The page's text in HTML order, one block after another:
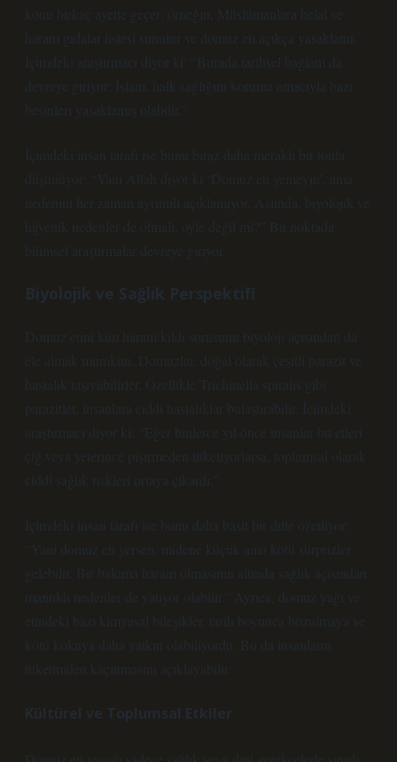
konu birkaç ayette geçer; örneğin, Müslümanlara helal ve
haram gıdalar listesi sunulur ve domuz eti açıkça yasaklanır.
İçimdeki araştırmacı diyor ki: “Burada tarihsel bağlam da
devreye giriyor; İslam, halk sağlığını koruma amacıyla bazı
besinleri yasaklamış olabilir.”
İçimdeki insan tarafı ise bunu biraz daha meraklı bir tonla
düşünüyor: “Yani Allah diyor ki ‘Domuz eti yemeyin’, ama
nedenini her zaman ayrıntılı açıklamıyor. Aslında, biyolojik ve
hijyenik nedenler de olmalı, öyle değil mi?” Bu noktada
bilimsel araştırmalar devreye giriyor.
Biyolojik ve Sağlık Perspektifi
Domuz etini kim haram kıldı sorusunu biyoloji açısından da
ele almak mümkün. Domuzlar, doğal olarak çeşitli parazit ve
hastalık taşıyabilirler. Özellikle Trichinella spiralis gibi
parazitler, insanlara ciddi hastalıklar bulaştırabilir. İçimdeki
araştırmacı diyor ki: “Eğer binlerce yıl önce insanlar bu etleri
çiğ veya yeterince pişirmeden tüketiyorlarsa, toplumsal olarak
ciddi sağlık riskleri ortaya çıkardı.”
İçimdeki insan tarafı ise bunu daha basit bir dille özetliyor:
“Yani domuz eti yersen, midene küçük ama kötü sürprizler
gelebilir. Bir bakıma haram olmasının altında sağlık açısından
mantıklı nedenler de yatıyor olabilir.” Ayrıca, domuz yağı ve
etindeki bazı kimyasal bileşikler, tarih boyunca bozulmaya ve
kötü kokuya daha yatkın olabiliyordu. Bu da insanların
tüketimden kaçınmasını açıklayabilir.
Kültürel ve Toplumsal Etkiler